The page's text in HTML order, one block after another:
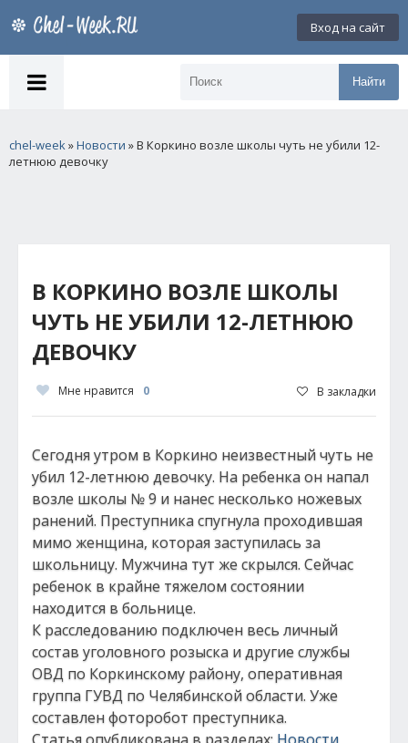
Вход на сайт
Найти
chel-week»Новости » В Коркино возле школы чуть не убили 12-
летнюю девочку
В КОРКИНО ВОЗЛЕ ШКОЛЫ
ЧУТЬ НЕ УБИЛИ 12-ЛЕТНЮЮ
ДЕВОЧКУ
Мне нравится 0 В закладки
Сегодня утром в Коркино неизвестный чуть не
убил 12-летнюю девочку. На ребенка он напал
возле школы № 9 и нанес несколько ножевых
ранений. Преступника спугнула проходившая
мимо женщина, которая заступилась за
школьницу. Мужчина тут же скрылся. Сейчас
ребенок в крайне тяжелом состоянии
находится в больнице.
К расследованию подключен весь личный
состав уголовного розыска и другие службы
ОВД по Коркинскому району, оперативная
группа ГУВД по Челябинской области. Уже
составлен фоторобот преступника.